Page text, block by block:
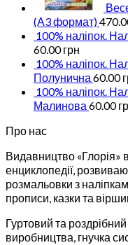
(А3 формат)
100% наліпок.
60.00грн
100% наліпок.
Полунична 60.00
100% наліпок.
Малинова 60.00
Про нас
Видавництво «Глорія»
енциклопедії,
розмальовки з
прописи, казки та
Гуртовий та
виробництва, гнучка